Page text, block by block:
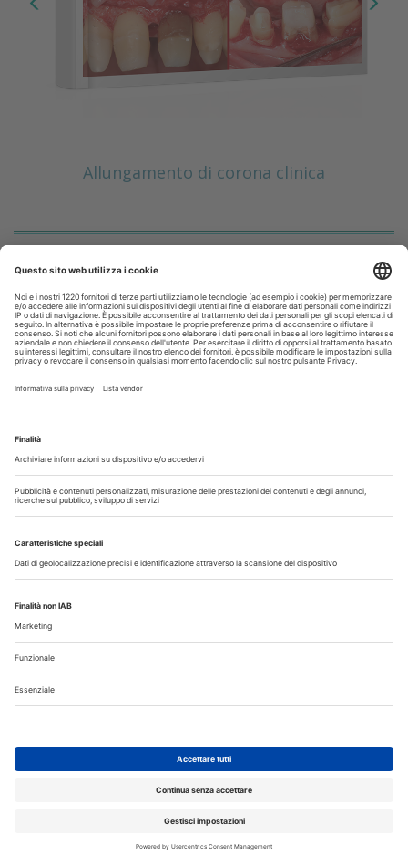
Allungamento di corona clinica
Scopri il nuovo numero
La CAO richiama i direttori sanitari agli obblighi di
comunicazione all'Ordine dell’assunzione dell’incarico
Terapia canalare in una o più sedute: cosa dice oggi
Fumo e sigarette elettroniche: le conseguenze per la salute